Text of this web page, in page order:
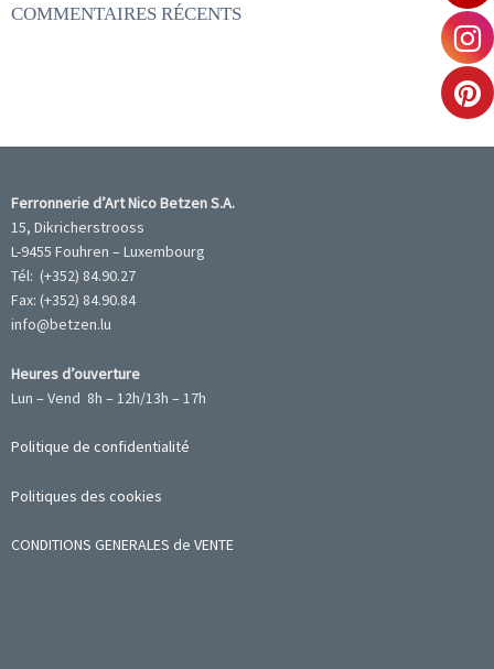
COMMENTAIRES RÉCENTS
Ferronnerie d’Art Nico Betzen S.A.
15, Dikricherstrooss
L-9455 Fouhren – Luxembourg
Tél: (+352) 84.90.27
Fax: (+352) 84.90.84
info@betzen.lu
Heures d’ouverture
Lun – Vend 8h – 12h/13h – 17h
Politique de confidentialité
Politiques des cookies
CONDITIONS GENERALES de VENTE